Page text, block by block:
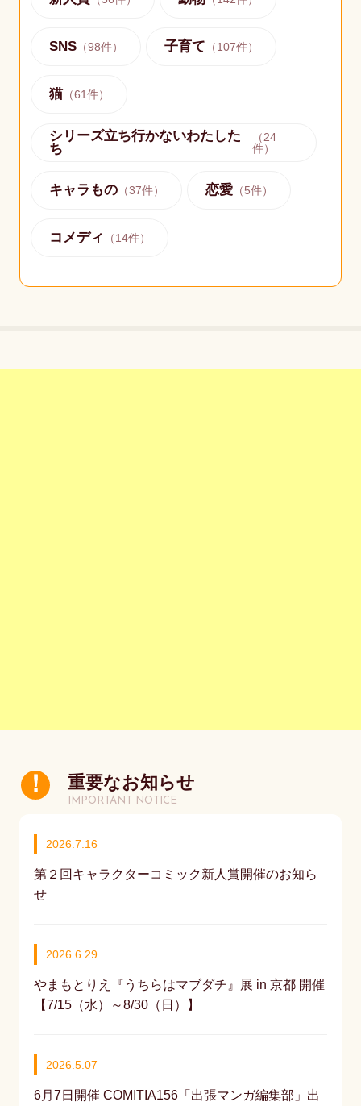
SNS（98件） 子育て （107件）
猫（61件）
シリーズ立ち行かないわたした
ち
（24
件）
キャラもの（37件） 恋愛（5件）
コメディ （14件）
重要なお知らせ
IMPORTANT NOTICE
2026.7.16
第２回キャラクターコミック新人賞開催のお知ら
せ
2026.6.29
やまもとりえ『うちらはマブダチ』展 in 京都 開催
【7/15（水）～8/30（日）】
2026.5.07
6月7日開催 COMITIA156「出張マンガ編集部」出